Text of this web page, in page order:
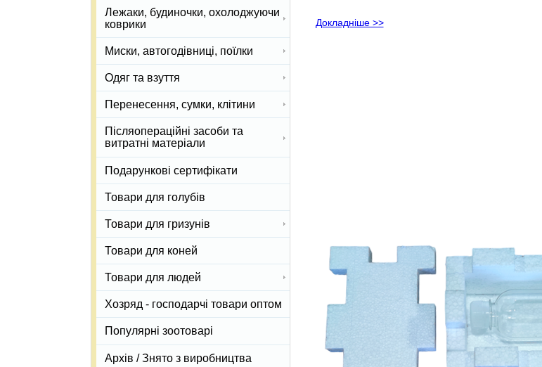
Докладніше >>
Лежаки, будиночки, охолоджуючи
коврики
Миски, автогодівниці, поїлки
Одяг та взуття
Перенесення, сумки, клітини
Післяопераційні засоби та
витратні матеріали
Подарункові сертифікати
Товари для голубів
Товари для гризунів
Товари для коней
Товари для людей
Хозряд - господарчі товари оптом
Популярні зоотоварі
Архів / Знято з виробництва